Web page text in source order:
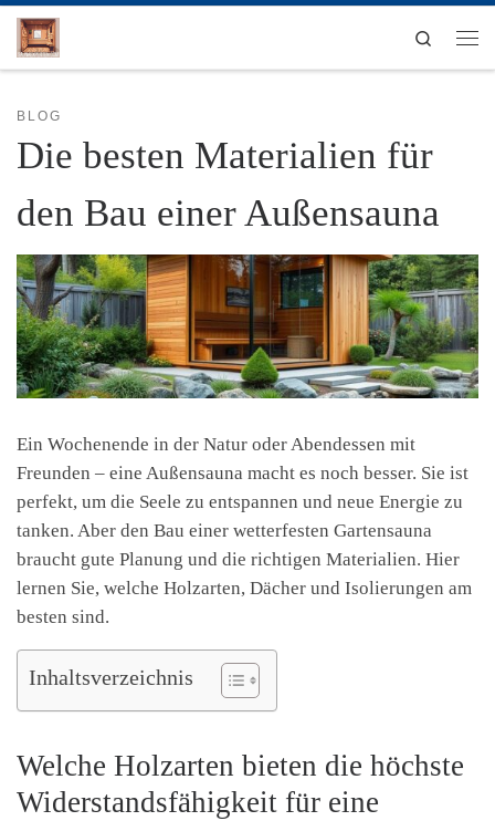
Zum Inhalt springen
Search
BLOG
Die besten Materialien für
den Bau einer Außensauna
Ein Wochenende in der Natur oder Abendessen mit
Freunden – eine Außensauna macht es noch besser. Sie ist
perfekt, um die Seele zu entspannen und neue Energie zu
tanken. Aber den Bau einer wetterfesten Gartensauna
braucht gute Planung und die richtigen Materialien. Hier
lernen Sie, welche Holzarten, Dächer und Isolierungen am
besten sind.
Inhaltsverzeichnis
Welche Holzarten bieten die höchste
Widerstandsfähigkeit für eine